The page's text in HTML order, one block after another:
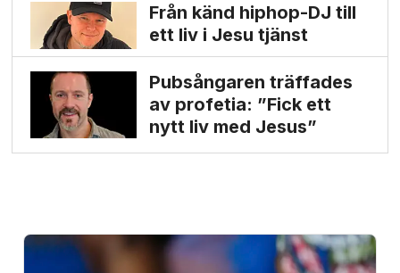
Från känd hiphop-DJ till
ett liv i Jesu tjänst
Pubsångaren träffades
av profetia: ”Fick ett
nytt liv med Jesus”